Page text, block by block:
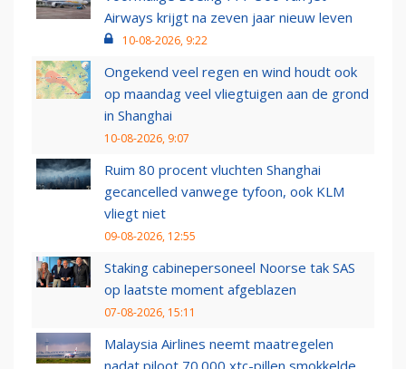
Airways krijgt na zeven jaar nieuw leven
10-08-2026, 9:22
Ongekend veel regen en wind houdt ook
op maandag veel vliegtuigen aan de grond
in Shanghai
10-08-2026, 9:07
Ruim 80 procent vluchten Shanghai
gecancelled vanwege tyfoon, ook KLM
vliegt niet
09-08-2026, 12:55
Staking cabinepersoneel Noorse tak SAS
op laatste moment afgeblazen
07-08-2026, 15:11
Malaysia Airlines neemt maatregelen